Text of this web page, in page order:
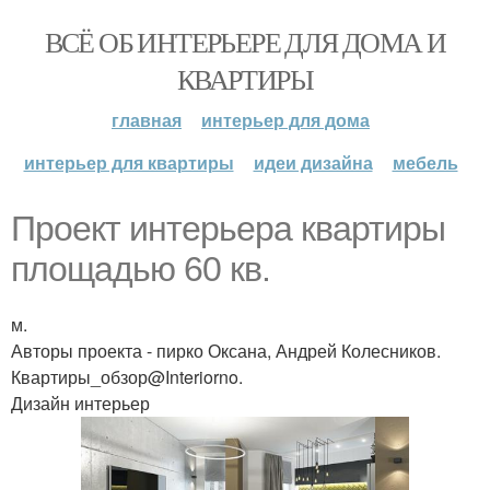
ВСЁ ОБ ИНТЕРЬЕРЕ ДЛЯ ДОМА И
КВАРТИРЫ
главная
интерьер для дома
интерьер для квартиры
идеи дизайна мебель
Проект интерьера квартиры
площадью 60 кв.
м.
Авторы проекта - пирко Оксана, Андрей Колесников.
Квартиры_обзор@Interiorno.
Дизайн интерьер